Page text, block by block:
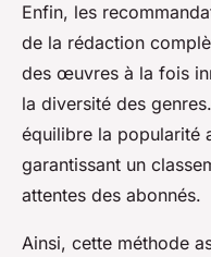
Enfin, les
de la rédaction
des œuvres à la fois
la diversité des
équilibre la popularité
garantissant un
attentes des abonnés.
Ainsi, cette méthode